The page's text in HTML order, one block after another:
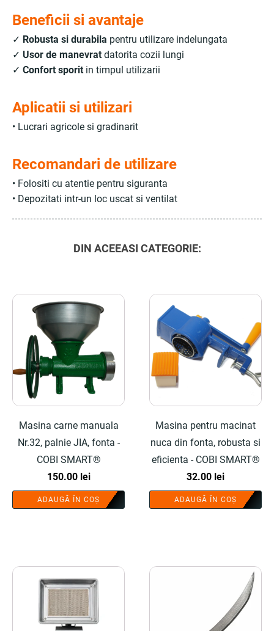
Beneficii si avantaje
✓ Robusta si durabila pentru utilizare indelungata
✓ Usor de manevrat datorita cozii lungi
✓ Confort sporit in timpul utilizarii
Aplicatii si utilizari
• Lucrari agricole si gradinarit
Recomandari de utilizare
• Folositi cu atentie pentru siguranta
• Depozitati intr-un loc uscat si ventilat
DIN ACEEASI CATEGORIE:
Masina carne manuala
Nr.32, palnie JIA, fonta -
COBI SMART®
150.00 lei
ADAUGĂ ÎN COȘ
Masina pentru macinat
nuca din fonta, robusta si
eficienta - COBI SMART®
32.00 lei
ADAUGĂ ÎN COȘ